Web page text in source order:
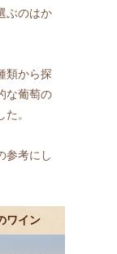
ぶのはか
類から探
な葡萄の
。
参考にし
ワイン